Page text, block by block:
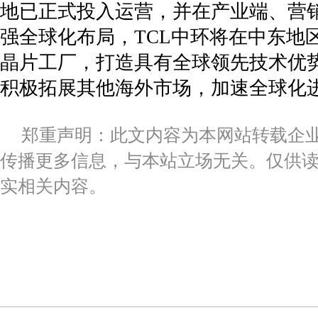
地已正式投入运营，并在产业端、营
强全球化布局，TCL中环将在中东地
晶片工厂，打造具有全球领先技术优
积极拓展其他海外市场，加速全球化
郑重声明：此文内容为本网站转载企
传播更多信息，与本站立场无关。仅供
实相关内容。